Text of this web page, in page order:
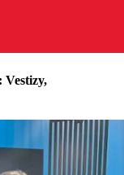
Vestizy,